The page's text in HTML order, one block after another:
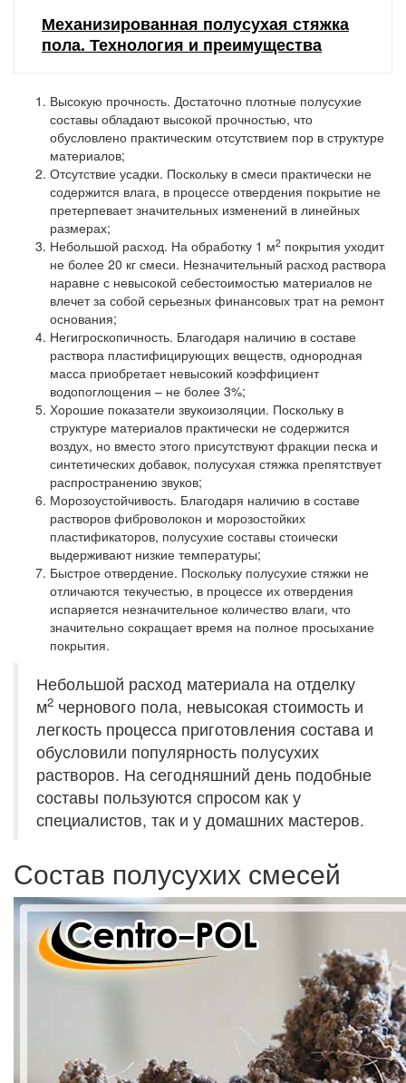
Механизированная полусухая стяжка
пола. Технология и преимущества
Высокую прочность. Достаточно плотные полусухие
составы обладают высокой прочностью, что
обусловлено практическим отсутствием пор в структуре
материалов;
Отсутствие усадки. Поскольку в смеси практически не
содержится влага, в процессе отвердения покрытие не
претерпевает значительных изменений в линейных
размерах;
Небольшой расход. На обработку 1 м2 покрытия уходит
не более 20 кг смеси. Незначительный расход раствора
наравне с невысокой себестоимостью материалов не
влечет за собой серьезных финансовых трат на ремонт
основания;
Негигроскопичность. Благодаря наличию в составе
раствора пластифицирующих веществ, однородная
масса приобретает невысокий коэффициент
водопоглощения – не более 3%;
Хорошие показатели звукоизоляции. Поскольку в
структуре материалов практически не содержится
воздух, но вместо этого присутствуют фракции песка и
синтетических добавок, полусухая стяжка препятствует
распространению звуков;
Морозоустойчивость. Благодаря наличию в составе
растворов фиброволокон и морозостойких
пластификаторов, полусухие составы стоически
выдерживают низкие температуры;
Быстрое отвердение. Поскольку полусухие стяжки не
отличаются текучестью, в процессе их отвердения
испаряется незначительное количество влаги, что
значительно сокращает время на полное просыхание
покрытия.
Небольшой расход материала на отделку
м2 чернового пола, невысокая стоимость и
легкость процесса приготовления состава и
обусловили популярность полусухих
растворов. На сегодняшний день подобные
составы пользуются спросом как у
специалистов, так и у домашних мастеров.
Состав полусухих смесей